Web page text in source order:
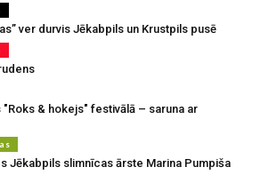
ver durvis Jēkabpils un Krustpils pusē
& hokejs" festivālā – saruna ar
Jēkabpils slimnīcas ārste Marina Pumpiša